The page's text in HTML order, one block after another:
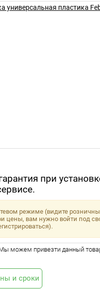
при
режиме (видите
цены, вам нужно войти под
можем привезти данный
и сроки